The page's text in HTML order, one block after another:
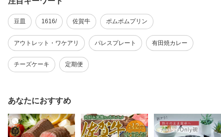
3
za018
豆皿 1616/ 佐賀牛 ポムポムプリン
アウトレット・ワケアリ パレスプレート 有田焼カレー
チーズケーキ 定期便
あなたにおすすめ